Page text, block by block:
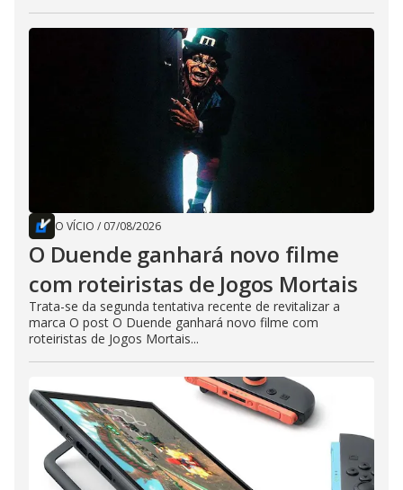
O VÍCIO / 07/08/2026
O Duende ganhará novo filme
com roteiristas de Jogos Mortais
Trata-se da segunda tentativa recente de revitalizar a
marca O post O Duende ganhará novo filme com
roteiristas de Jogos Mortais...